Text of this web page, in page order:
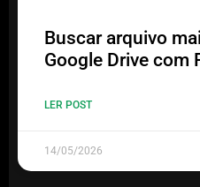
Buscar arquivo
Google Drive com
LER POST
14/05/2026